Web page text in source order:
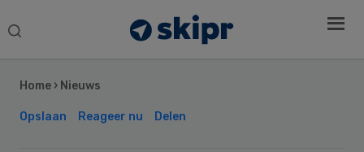
Search
Home › Nieuws
Opslaan Reageer nu Delen
Sidebar